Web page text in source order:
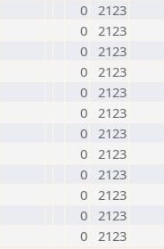
0 2123
0 2123
0 2123
0 2123
0 2123
0 2123
0 2123
0 2123
0 2123
0 2123
0 2123
0 2123